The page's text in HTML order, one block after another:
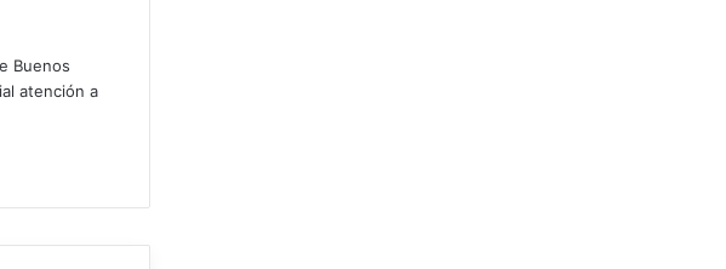
Buenos
atención a